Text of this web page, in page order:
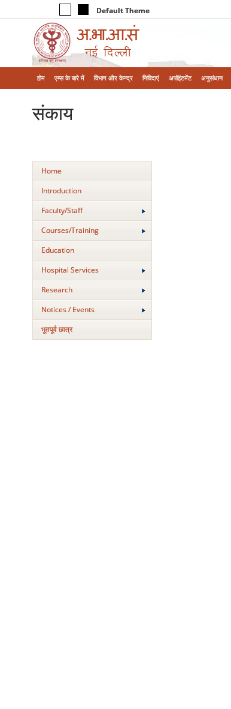
Default Theme
होम एम्‍स के बारे में विभाग और केन्‍द्र निविदाएं अपॉइंटमेंट अनुसंधान
संकाय
Home
Introduction
Faculty/Staff
Courses/Training
Education
Hospital Services
Research
Notices / Events
भूतपूर्व छात्र